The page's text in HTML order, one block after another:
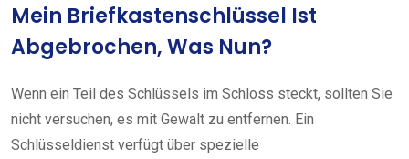
Mein Briefkastenschlüssel Ist
Abgebrochen, Was Nun?
Wenn ein Teil des Schlüssels im Schloss steckt, sollten Sie
nicht versuchen, es mit Gewalt zu entfernen. Ein
Schlüsseldienst verfügt über spezielle